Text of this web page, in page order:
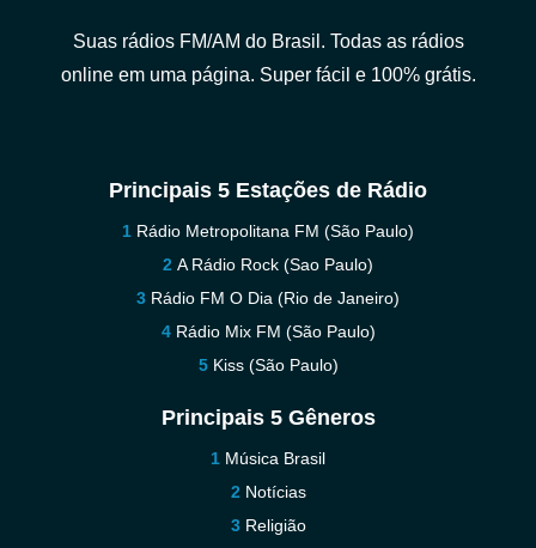
Suas rádios FM/AM do Brasil. Todas as rádios
online em uma página. Super fácil e 100% grátis.
Principais 5 Estações de Rádio
Rádio Metropolitana FM (São Paulo)
A Rádio Rock (Sao Paulo)
Rádio FM O Dia (Rio de Janeiro)
Rádio Mix FM (São Paulo)
Kiss (São Paulo)
Principais 5 Gêneros
Música Brasil
Notícias
Religião